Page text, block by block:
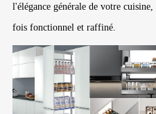
l'élégance générale de votre
fois fonctionnel et raffiné.